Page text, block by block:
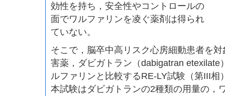
効性を持ち，安全性やコントロールの
面でワルファリンを凌ぐ薬剤は得られ
ていない。
そこで，脳卒中高リスク心房細動患者を
害薬，ダビガトラン（dabigatran etexilate
ルファリンと比較するRE-LY試験（第III相
本試験はダビガトランの2種類の用量の，